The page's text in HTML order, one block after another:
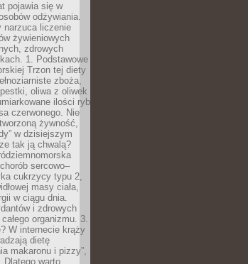
pojawia się w
odżywiania.
narzuca liczenie
żywieniowych
zdrowych
1. Podstawowe
Trzon tej diety
zboża,
oliwa z oliwek
ilości ryb
czerwonego. Nie
żywność,
w dzisiejszym
tak ją chwalą?
sercowo–
cukrzycy typu 2,
masy ciała,
w ciągu dnia.
i zdrowych
organizmu. 3.
W internecie krąży
dietę
makaronu i pizzy”,
Dlatego warto